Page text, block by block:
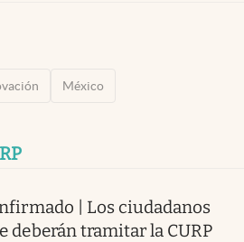
México
| Los ciudadanos
deberán tramitar la CURP